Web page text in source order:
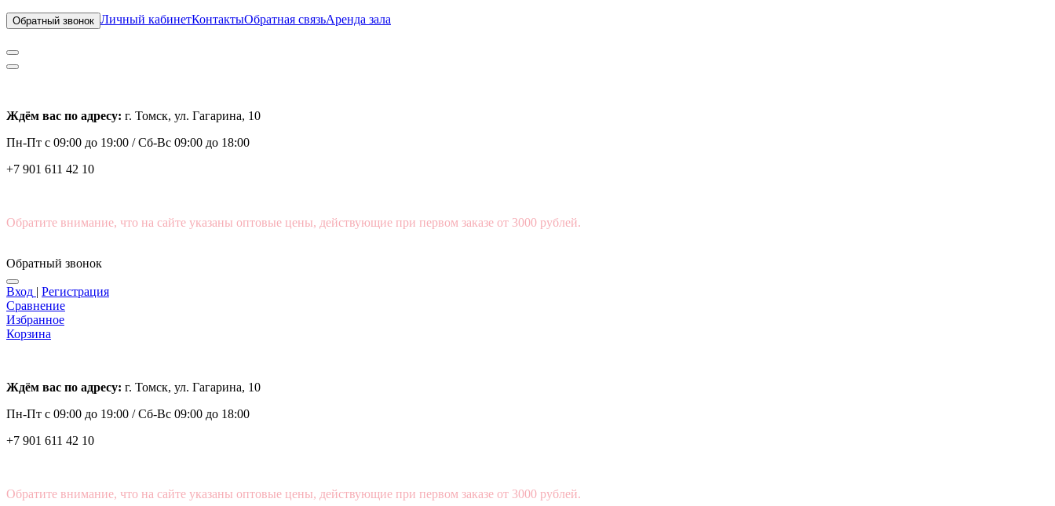
Обратный звонок Личный кабинетКонтактыОбратная связьАренда зала
Ждём вас по адресу: г. Томск, ул. Гагарина, 10
Пн-Пт с 09:00 до 19:00 /Сб-Вс 09:00 до 18:00
+7 901 611 42 10
Обратите внимание, что на сайте указаны оптовые цены, действующие при первом заказе от 3000 рублей.
Обратный звонок
Вход | Регистрация
Сравнение
Избранное
Корзина
Ждём вас по адресу: г. Томск, ул. Гагарина, 10
Пн-Пт с 09:00 до 19:00 /Сб-Вс 09:00 до 18:00
+7 901 611 42 10
Обратите внимание, что на сайте указаны оптовые цены, действующие при первом заказе от 3000 рублей.